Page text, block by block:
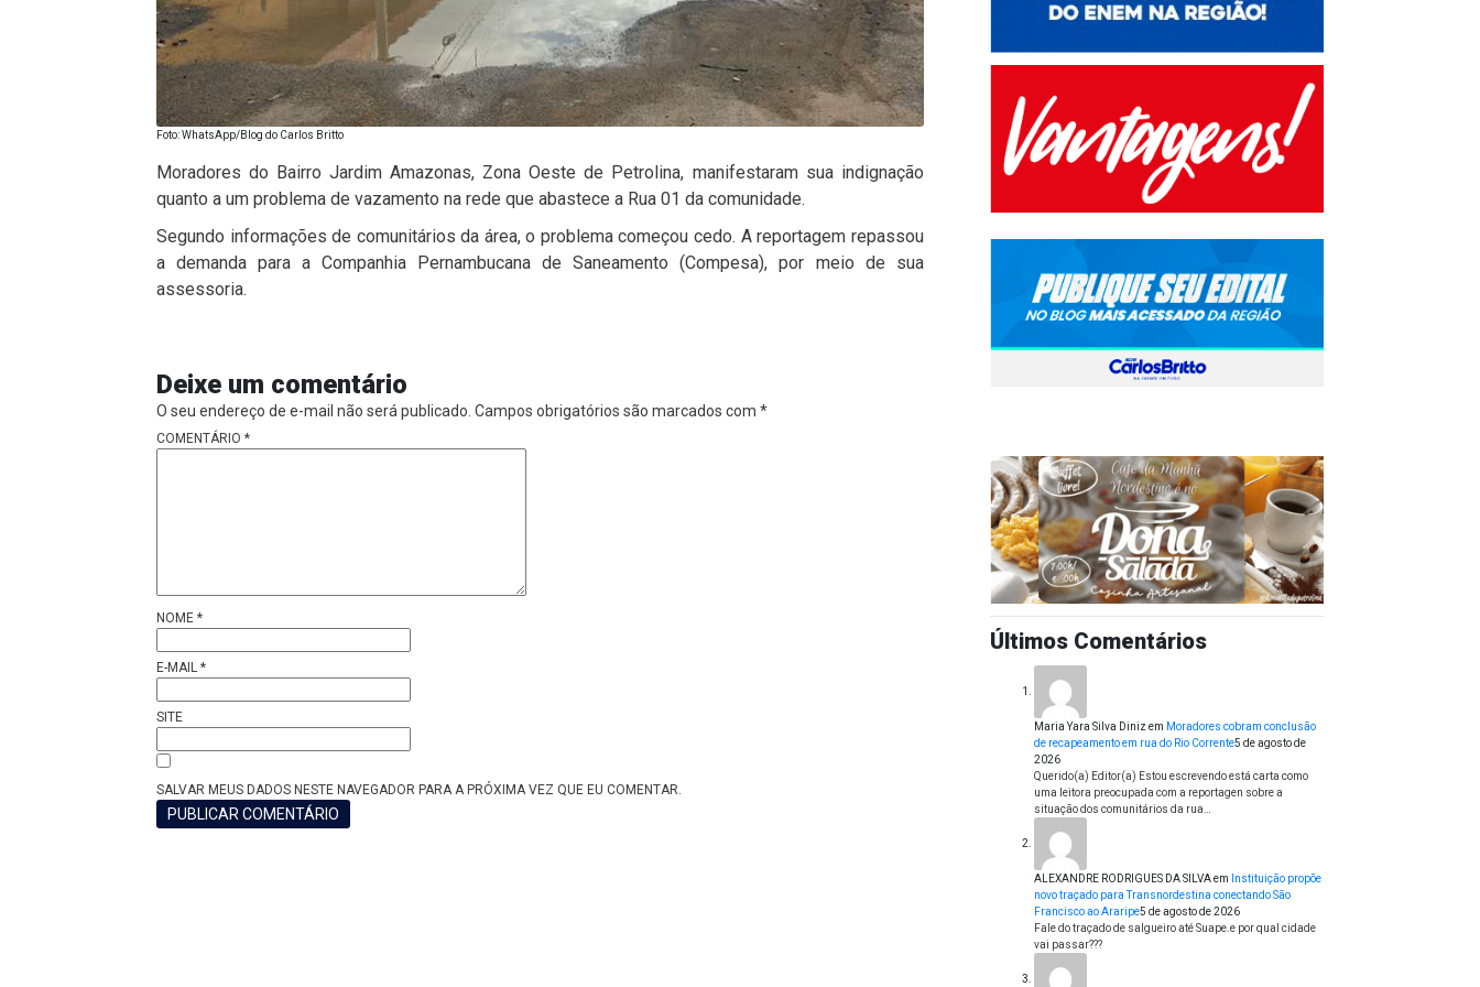
Foto: WhatsApp/Blog do Carlos Britto
Moradores do Bairro Jardim Amazonas, Zona Oeste de Petrolina, manifestaram sua indignação
quanto a um problema de vazamento na rede que abastece a Rua 01 da comunidade.
Segundo informações de comunitários da área, o problema começou cedo. A reportagem repassou
a demanda para a Companhia Pernambucana de Saneamento (Compesa), por meio de sua
assessoria.
Deixe um comentário
O seu endereço de e-mail não será publicado. Campos obrigatórios são marcados com *
COMENTÁRIO *
NOME *
E-MAIL *
SITE
SALVAR MEUS DADOS NESTE NAVEGADOR PARA A PRÓXIMA VEZ QUE EU COMENTAR.
Últimos Comentários
Maria Yara Silva Diniz em Moradores cobram conclusão
de recapeamento em rua do Rio Corrente5 de agosto de
2026
Querido(a) Editor(a) Estou escrevendo está carta como
uma leitora preocupada com a reportagen sobre a
situação dos comunitários da rua…
ALEXANDRE RODRIGUES DA SILVAem
Instituição propõe
novo traçado para Transnordestina conectando São
Francisco ao Araripe5 de agosto de 2026
Fale do traçado de salgueiro até Suape.e por qual cidade
vai passar???